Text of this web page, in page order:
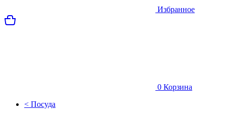
Избранное
0 Корзина
< Посуда